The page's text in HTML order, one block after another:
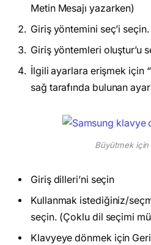
Metin Mesajı yazarken)
Giriş yöntemini seç’i seçin.
Giriş yöntemleri oluştur’u
İlgili ayarlara erişmek için
sağ tarafında bulunan
Büyütmek için
Giriş dilleri’ni seçin
Kullanmak istediğiniz/
seçin. (Çoklu dil seçimi
Klavyeye dönmek için